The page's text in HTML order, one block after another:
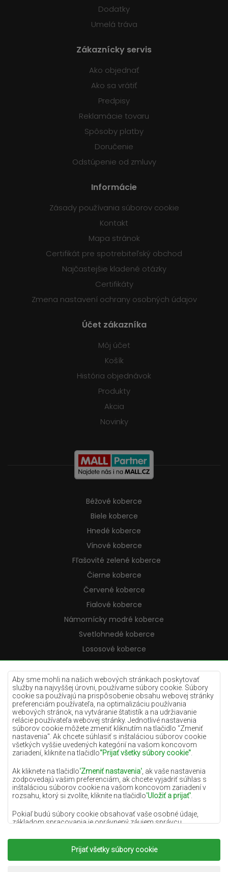
Aby sme mohli na našich webových stránkach poskytovať
služby na najvyššej úrovni, používame súbory cookie. Súbory
cookie sa používajú na prispôsobenie obsahu webovej stránky
preferenciám používateľa, na optimalizáciu používania
webových stránok, na vytváranie štatistík a na udržiavanie
relácie používateľa webovej stránky. Jednotlivé nastavenia
súborov cookie môžete zmeniť kliknutím na tlačidlo "Zmeniť
nastavenia". Ak chcete súhlasiť s inštaláciou súborov cookie
všetkých vyššie uvedených kategórií na vašom koncovom
zariadení, kliknite na tlačidlo"Prijať všetky súbory cookie"
Ak kliknete na tlačidlo'Zmeniť nastavenia' , ak vaše nastavenia
zodpovedajú vašim preferenciám, ak chcete vyjadriť súhlas s
inštaláciou súborov cookie na vašom koncovom zariadení v
rozsahu, ktorý si zvolíte, kliknite na tlačidlo'Uložiť a prijať'
Pokiaľ budú súbory cookie obsahovať vaše osobné údaje,
základom spracovania je oprávnený záujem správcu
podobe poskytovania vysokokvalitných služieb na našej
webovej stránke a marketingových aktivít správcu osobných
údajov a jeho dôveryhodných partnerov.
Prijať všetky súbory cookie
Dodatky
Umelá tráva
Zákaznícky servis
Ako objednať
Ako sa vrátiť
Predpisy
Reklamácie tovaru
Spôsoby platby
Doručenie
Odstúpenie od zmluvy
Informácie
Zásady používania súborov cookie
Kontakt
Mapa stránok
Certifikát pre spotrebiteľský obchod
Najčastejšie kladené otázky
Certifikáty
Zmena nastavení ochrany osobných údajov
Účet zákazníka
Môj účet
Košík
História objednávok
Produkty
Akcia
Novinky
Béžové koberce
Biele koberce
Hnedé koberce
Vínové koberce
Fľašovité zelené koberce
Čierne koberce
Červené koberce
Fialové koberce
Námornícky modré koberce
Svetlohnedé koberce
Lososové koberce
Krémové koberce
Lilac koberce
Žlté koberce
Mätové koberce
Modré koberce
Oranžové koberce
Ružové koberce
Šedé koberce
Terakotové koberce
Zelené koberce
Zlaté koberce
Copyright 2022Koberce Chemex.Všetky práva